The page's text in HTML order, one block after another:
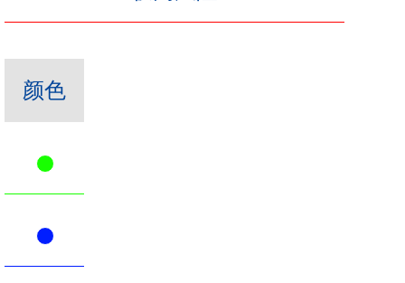
颜色